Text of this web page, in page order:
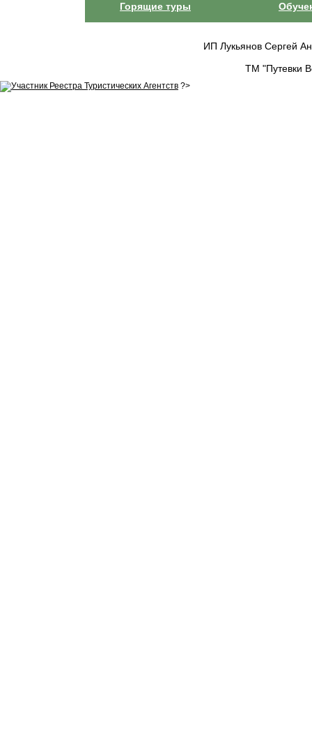
Горящие туры
ИП Лукьянов Сергей
ТМ "Путевки
?>